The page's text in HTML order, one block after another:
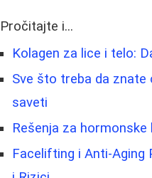
Pročitajte i...
Kolagen za lice i telo:
Sve što treba da
saveti
Rešenja za hormonske
Facelifting i Anti-Aging